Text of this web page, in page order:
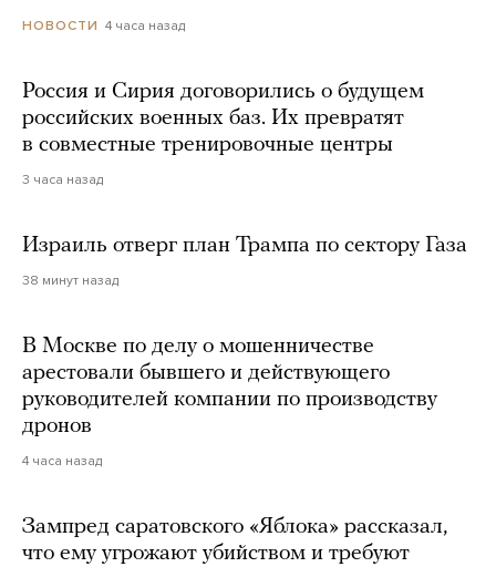
НОВОСТИ 4 часа назад
Россия и Сирия договорились о будущем
российских военных баз. Их превратят
в совместные тренировочные центры
3 часа назад
Израиль отверг план Трампа по сектору Газа
38 минут назад
В Москве по делу о мошенничестве
арестовали бывшего и действующего
руководителей компании по производству
дронов
4 часа назад
Зампред саратовского «Яблока» рассказал,
что ему угрожают убийством и требуют